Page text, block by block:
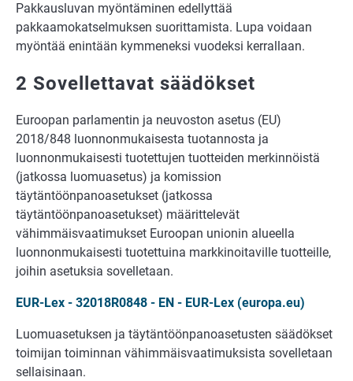
Pakkausluvan myöntäminen edellyttää
pakkaamokatselmuksen suorittamista. Lupa voidaan
myöntää enintään kymmeneksi vuodeksi kerrallaan.
2 Sovellettavat säädökset
Euroopan parlamentin ja neuvoston asetus (EU)
2018/848 luonnonmukaisesta tuotannosta ja
luonnonmukaisesti tuotettujen tuotteiden merkinnöistä
(jatkossa luomuasetus) ja komission
täytäntöönpanoasetukset (jatkossa
täytäntöönpanoasetukset) määrittelevät
vähimmäisvaatimukset Euroopan unionin alueella
luonnonmukaisesti tuotettuina markkinoitaville tuotteille,
joihin asetuksia sovelletaan.
EUR-Lex - 32018R0848 - EN - EUR-Lex (europa.eu)
Luomuasetuksen ja täytäntöönpanoasetusten säädökset
toimijan toiminnan vähimmäisvaatimuksista sovelletaan
sellaisinaan.